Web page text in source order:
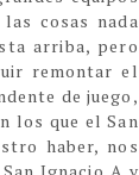
cosas nada
arriba, pero
remontar el
de juego,
los que el San
haber, nos